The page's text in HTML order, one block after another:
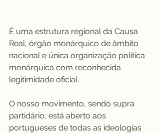
É uma estrutura regional da Causa
Real, órgão monárquico de âmbito
nacional e única organização política
monárquica com reconhecida
legitimidade oficial.
O nosso movimento, sendo supra
partidário, está aberto aos
portugueses de todas as ideologias